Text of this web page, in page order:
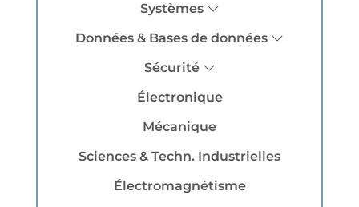
Systèmes
Données & Bases de données
Sécurité
Électronique
Mécanique
Sciences & Techn. Industrielles
Électromagnétisme